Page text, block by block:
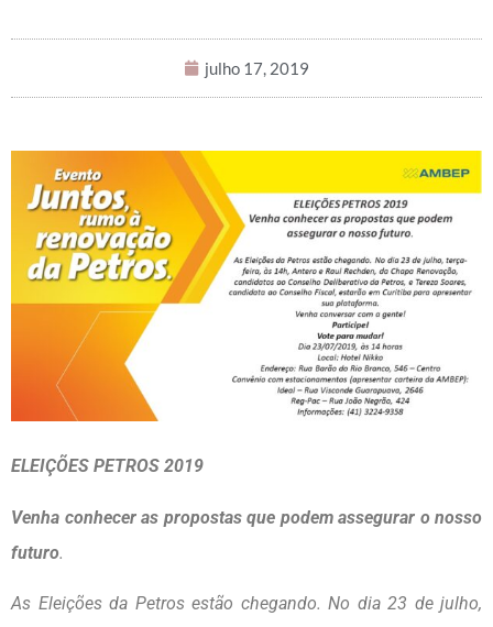
julho 17, 2019
ELEIÇÕES PETROS 2019
Venha conhecer as propostas que podem assegurar o nosso
futuro.
As Eleições da Petros estão chegando. No dia 23 de julho,